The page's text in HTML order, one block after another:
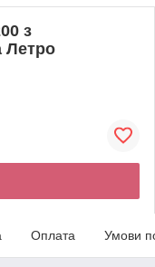
з
Летро
Оплата Умови